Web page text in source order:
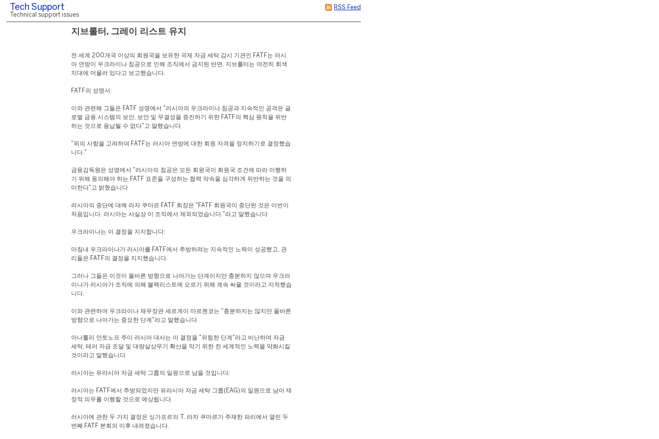
RSS Feed
Tech Support
Technical support issues
지브롤터, 그레이 리스트 유지
전 세계 200개국 이상의 회원국을 보유한 국제 자금 세탁 감시 기관인 FATF는 러시
아 연방이 우크라이나 침공으로 인해 조직에서 금지된 반면, 지브롤터는 여전히 회색
지대에 머물러 있다고 보고했습니다.
FATF의 성명서:
이와 관련해 그들은 FATF 성명에서 "러시아의 우크라이나 침공과 지속적인 공격은 글
로벌 금융 시스템의 보안, 보안 및 무결성을 증진하기 위한 FATF의 핵심 원칙을 위반
하는 것으로 용납될 수 없다"고 말했습니다
"위의 사항을 고려하여 FATF는 러시아 연방에 대한 회원 자격을 정지하기로 결정했습
니다."
금융감독원은 성명에서 "러시아의 침공은 모든 회원국이 회원국 조건에 따라 이행하
기 위해 동의해야 하는 FATF 표준을 구성하는 협력 약속을 심각하게 위반하는 것을 의
미한다"고 밝혔습니다
러시아의 중단에 대해 라자 쿠마르 FATF 회장은 "FATF 회원국이 중단된 것은 이번이
처음입니다. 러시아는 사실상 이 조직에서 제외되었습니다."라고 말했습니다
우크라이나는 이 결정을 지지합니다:
마침내 우크라이나가 러시아를 FATF에서 추방하려는 지속적인 노력이 성공했고, 관
리들은 FATF의 결정을 지지했습니다.
그러나 그들은 이것이 올바른 방향으로 나아가는 단계이지만 충분하지 않으며 우크라
이나가 러시아가 조직에 의해 블랙리스트에 오르기 위해 계속 싸울 것이라고 지적했습
니다.
이와 관련하여 우크라이나 재무장관 세르게이 마르첸코는 "충분하지는 않지만 올바른
방향으로 나아가는 중요한 단계"라고 말했습니다
아나톨리 안토노프 주미 러시아 대사는 이 결정을 "위험한 단계"라고 비난하며 자금
세탁, 테러 자금 조달 및 대량살상무기 확산을 막기 위한 전 세계적인 노력을 약화시킬
것이라고 말했습니다
러시아는 유라시아 자금 세탁 그룹의 일원으로 남을 것입니다:
러시아는 FATF에서 추방되었지만 유라시아 자금 세탁 그룹(EAG)의 일원으로 남아 재
정적 의무를 이행할 것으로 예상됩니다.
러시아에 관한 두 가지 결정은 싱가포르의 T. 라자 쿠마르가 주재한 파리에서 열린 두
번째 FATF 본회의 이후 내려졌습니다.